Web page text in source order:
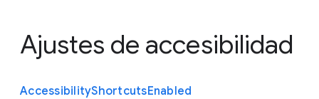
Ajustes de accesibilidad
AccessibilityShortcutsEnabled